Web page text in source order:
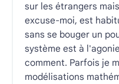
sur les étrangers
excuse-moi, est
sans se bouger un
système est à
comment. Parfois je
modélisations